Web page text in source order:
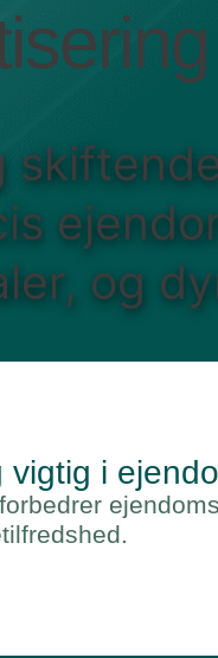
og
i